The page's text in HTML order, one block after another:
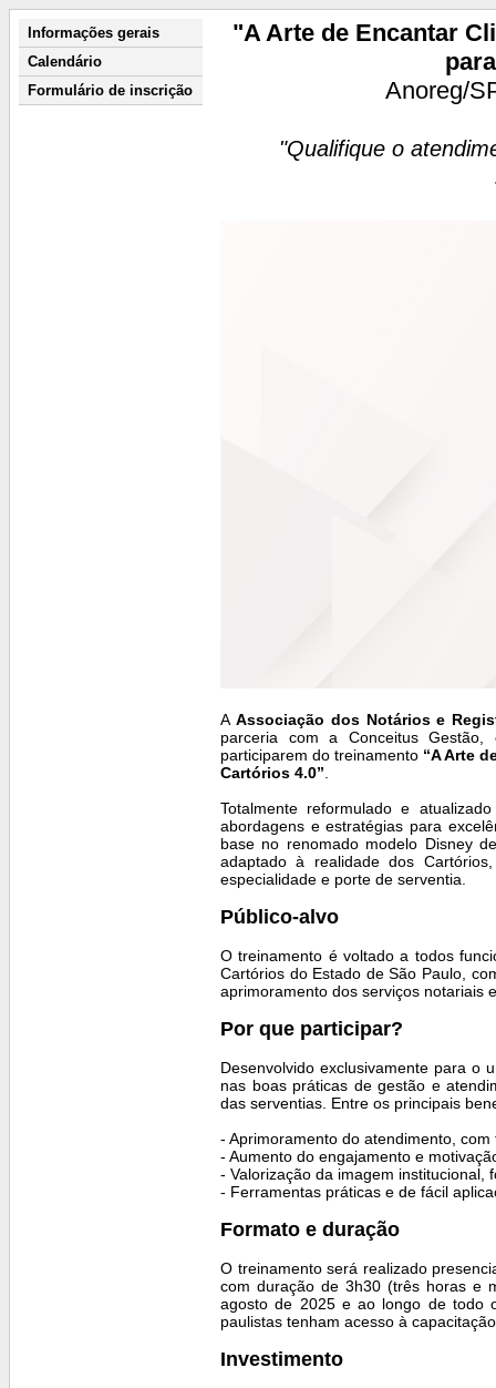
Informações gerais
Calendário
Formulário de inscrição
"A Arte de Encantar
Anoreg/
"Qualifique o
A Associação dos Notários e
parceria com a Conceitus Gestão,
participarem do treinamento “A Arte
Cartórios 4.0”
Totalmente reformulado e
abordagens e estratégias para
base no renomado modelo Disney
adaptado à realidade dos
especialidade e porte de serventia.
Público-alvo
O treinamento é voltado a todos
Cartórios do Estado de São Paulo,
aprimoramento dos serviços notariais
Por que participar?
Desenvolvido exclusivamente para o
nas boas práticas de gestão e
das serventias. Entre os principais
- Aprimoramento do atendimento,
- Aumento do engajamento e
- Valorização da imagem institucional,
- Ferramentas práticas e de fácil
Formato e duração
O treinamento será realizado
com duração de 3h30 (três horas e
agosto de 2025 e ao longo de todo
paulistas tenham acesso à
Investimento